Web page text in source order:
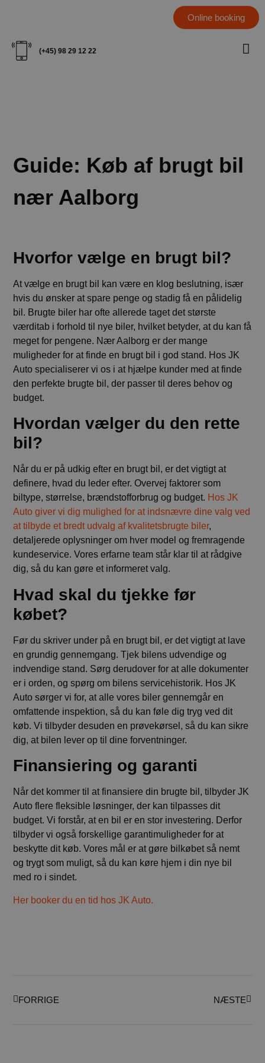
(+45) 98 29 12 22
Online booking
Guide: Køb af brugt bil
nær Aalborg
Hvorfor vælge en brugt bil?
At vælge en brugt bil kan være en klog beslutning, især
hvis du ønsker at spare penge og stadig få en pålidelig
bil. Brugte biler har ofte allerede taget det største
værditab i forhold til nye biler, hvilket betyder, at du kan få
meget for pengene. Nær Aalborg er der mange
muligheder for at finde en brugt bil i god stand. Hos JK
Auto specialiserer vi os i at hjælpe kunder med at finde
den perfekte brugte bil, der passer til deres behov og
budget.
Hvordan vælger du den rette
bil?
Når du er på udkig efter en brugt bil, er det vigtigt at
definere, hvad du leder efter. Overvej faktorer som
biltype, størrelse, brændstofforbrug og budget. Hos JK
Auto giver vi dig mulighed for at indsnævre dine valg ved
at tilbyde et bredt udvalg af kvalitetsbrugte biler,
detaljerede oplysninger om hver model og fremragende
kundeservice. Vores erfarne team står klar til at rådgive
dig, så du kan gøre et informeret valg.
Hvad skal du tjekke før
købet?
Før du skriver under på en brugt bil, er det vigtigt at lave
en grundig gennemgang. Tjek bilens udvendige og
indvendige stand. Sørg derudover for at alle dokumenter
er i orden, og spørg om bilens servicehistorik. Hos JK
Auto sørger vi for, at alle vores biler gennemgår en
omfattende inspektion, så du kan føle dig tryg ved dit
køb. Vi tilbyder desuden en prøvekørsel, så du kan sikre
dig, at bilen lever op til dine forventninger.
Finansiering og garanti
Når det kommer til at finansiere din brugte bil, tilbyder JK
Auto flere fleksible løsninger, der kan tilpasses dit
budget. Vi forstår, at en bil er en stor investering. Derfor
tilbyder vi også forskellige garantimuligheder for at
beskytte dit køb. Vores mål er at gøre bilkøbet så nemt
og trygt som muligt, så du kan køre hjem i din nye bil
med ro i sindet.
Her booker du en tid hos JK Auto.
FORRIGE NÆSTE